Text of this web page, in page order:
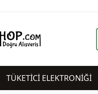
TÜKETİCİ ELEKTRONİĞİ